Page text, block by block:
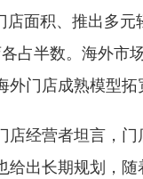
面积、推出多
占半数。海外市
门店成熟模型拓
经营者坦言，
出长期规划，